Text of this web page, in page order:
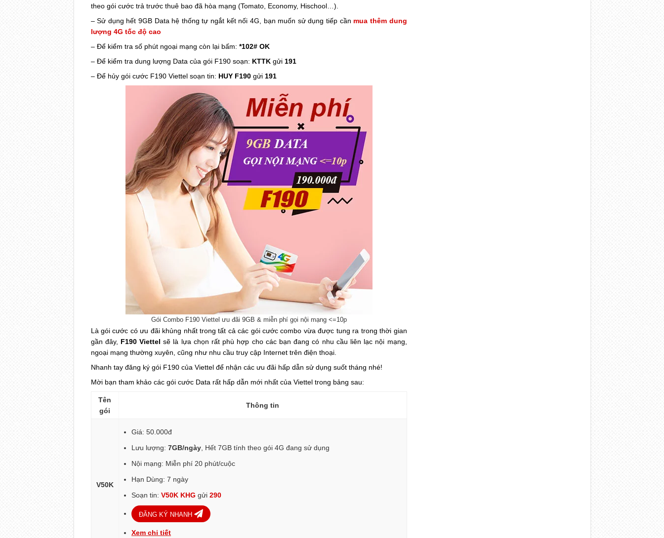
theo gói cước trả trước thuê bao đã hòa mạng (Tomato, Economy, Hischool…).
– Sử dụng hết 9GB Data hệ thống tự ngắt kết nối 4G, bạn muốn sử dụng tiếp cần mua thêm dung
lượng 4G tốc độ cao
– Để kiểm tra số phút ngoại mạng còn lại bấm: *102# OK
– Để kiểm tra dung lượng Data của gói F190 soạn: KTTKgửi 191
– Để hủy gói cước F190 Viettel soạn tin: HUY F190gửi 191
Gói Combo F190 Viettel ưu đãi 9GB & miễn phí gọi nội mạng <=10p
Là gói cước có ưu đãi khủng nhất trong tất cả các gói cước combo vừa được tung ra trong thời gian
gần đây, F190 Viettel sẽ là lựa chọn rất phù hợp cho các bạn đang có nhu cầu liên lạc nội mạng,
ngoại mạng thường xuyên, cũng như nhu cầu truy cập Internet trên điện thoại.
Nhanh tay đăng ký gói F190 của Viettel để nhận các ưu đãi hấp dẫn sử dụng suốt tháng nhé!
Mời bạn tham khảo các gói cước Data rất hấp dẫn mới nhất của Viettel trong bảng sau:
Tên
gói
Thông tin
V50K
Giá: 50.000đ
Lưu lượng:7GB/ngày, Hết 7GB tính theo gói 4G đang sử dụng
Nội mạng: Miễn phí 20 phút/cuộc
Hạn Dùng: 7 ngày
Soạn tin:V50K KHGgửi290
ĐĂNG KÝ NHANH
Xem chi tiết